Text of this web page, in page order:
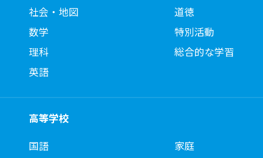
社会・地図
数学
理科
英語
道徳
特別活動
総合的な学習
高等学校
国語
家庭